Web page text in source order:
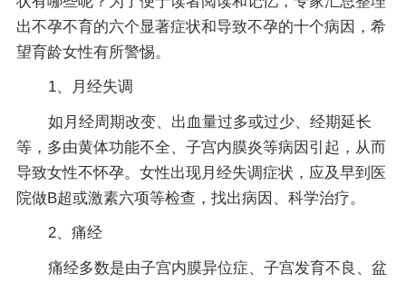
出不孕不育的六个显著症状和导致不孕的十个病因，希
望育龄女性有所警惕。
1、月经失调
如月经周期改变、出血量过多或过少、经期延长
等，多由黄体功能不全、子宫内膜炎等病因引起，从而
导致女性不怀孕。女性出现月经失调症状，应及早到医
院做B超或激素六项等检查，找出病因、科学治疗。
2、痛经
痛经多数是由子宫内膜异位症、子宫发育不良、盆